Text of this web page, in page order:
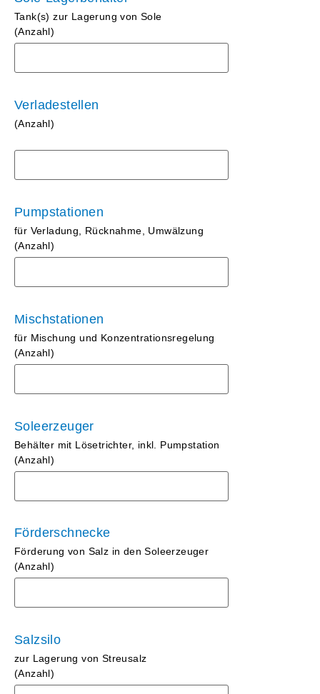
Tank(s) zur Lagerung von Sole
(Anzahl)
Verladestellen
(Anzahl)
Pumpstationen
für Verladung, Rücknahme, Umwälzung
(Anzahl)
Mischstationen
für Mischung und Konzentrationsregelung
(Anzahl)
Soleerzeuger
Behälter mit Lösetrichter, inkl. Pumpstation
(Anzahl)
Förderschnecke
Förderung von Salz in den Soleerzeuger
(Anzahl)
Salzsilo
zur Lagerung von Streusalz
(Anzahl)